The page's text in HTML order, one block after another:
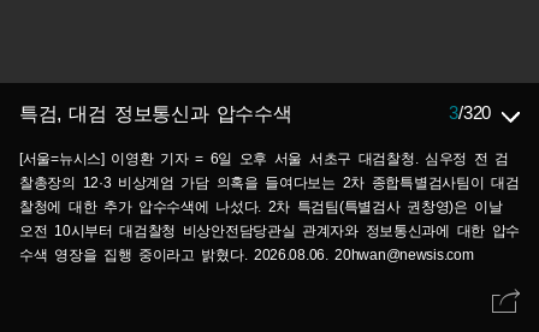
특검, 대검 정보통신과 압수수색 3/320
[서울=뉴시스] 이영환 기자 = 6일 오후 서울 서초구 대검찰청. 심우정 전 검
찰총장의 12·3 비상계엄 가담 의혹을 들여다보는 2차 종합특별검사팀이 대검
찰청에 대한 추가 압수수색에 나섰다. 2차 특검팀(특별검사 권창영)은 이날
오전 10시부터 대검찰청 비상안전담당관실 관계자와 정보통신과에 대한 압수
수색 영장을 집행 중이라고 밝혔다. 2026.08.06. 20hwan@newsis.com